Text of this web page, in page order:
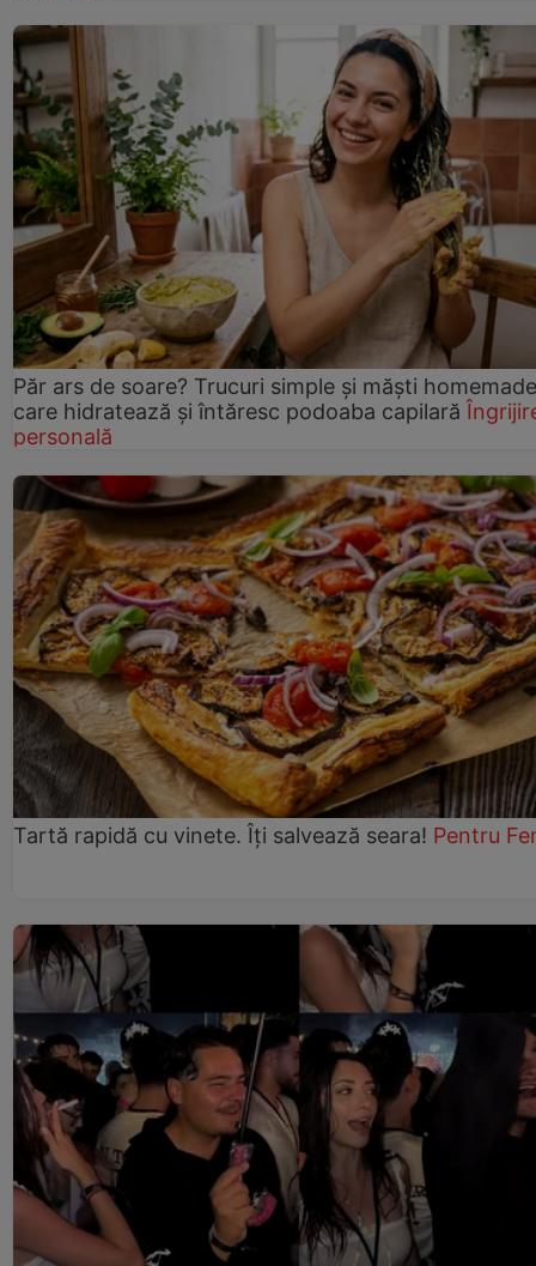
Păr ars de soare? Trucuri simple și măști homemade
care hidratează și întăresc podoaba capilară
personală
Tartă rapidă cu vinete. Îți salvează seara! Pentru